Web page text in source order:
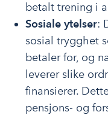
betalt trening i
Sosiale ytelser:
sosial trygghet
betaler for, og
leverer slike
finansierer.
pensjons- og